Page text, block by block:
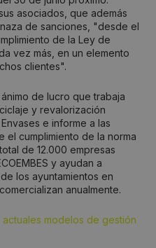
asociados, que además
de sanciones, "desde el
de la Ley de
vez más, en un elemento
clientes".
de lucro que trabaja
y revalorización
e informe a las
el cumplimiento de la norma
de 12.000 empresas
y ayudan a
los ayuntamientos en
anualmente.
modelos de gestión